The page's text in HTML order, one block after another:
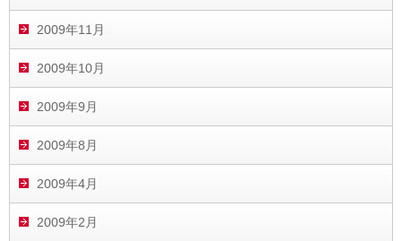
2009年11月
2009年10月
2009年9月
2009年8月
2009年4月
2009年2月